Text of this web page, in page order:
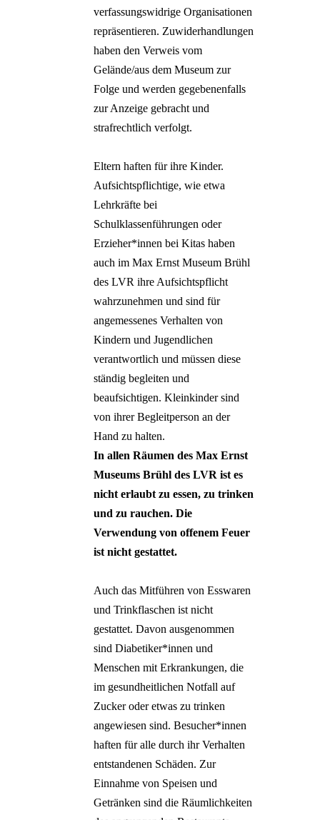
verfassungswidrige Organisationen
repräsentieren. Zuwiderhandlungen
haben den Verweis vom
Gelände/aus dem Museum zur
Folge und werden gegebenenfalls
zur Anzeige gebracht und
strafrechtlich verfolgt.
Eltern haften für ihre Kinder.
Aufsichtspflichtige, wie etwa
Lehrkräfte bei
Schulklassenführungen oder
Erzieher*innen bei Kitas haben
auch im Max Ernst Museum Brühl
des LVR ihre Aufsichtspflicht
wahrzunehmen und sind für
angemessenes Verhalten von
Kindern und Jugendlichen
verantwortlich und müssen diese
ständig begleiten und
beaufsichtigen. Kleinkinder sind
von ihrer Begleitperson an der
Hand zu halten.
In allen Räumen des Max Ernst
Museums Brühl des LVR ist es
nicht erlaubt zu essen, zu trinken
und zu rauchen. Die
Verwendung von offenem Feuer
ist nicht gestattet.
Auch das Mitführen von Esswaren
und Trinkflaschen ist nicht
gestattet. Davon ausgenommen
sind Diabetiker*innen und
Menschen mit Erkrankungen, die
im gesundheitlichen Notfall auf
Zucker oder etwas zu trinken
angewiesen sind. Besucher*innen
haften für alle durch ihr Verhalten
entstandenen Schäden. Zur
Einnahme von Speisen und
Getränken sind die Räumlichkeiten